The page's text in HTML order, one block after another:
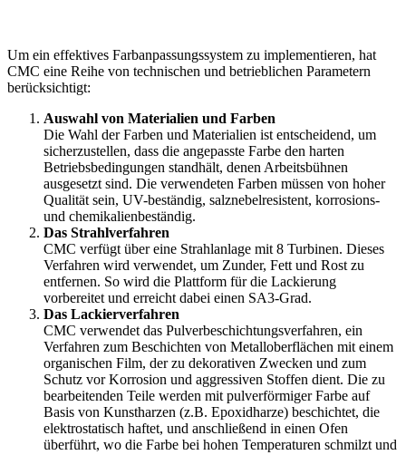
Um ein effektives Farbanpassungssystem zu implementieren, hat
CMC eine Reihe von technischen und betrieblichen Parametern
berücksichtigt:
Auswahl von Materialien und Farben
Die Wahl der Farben und Materialien ist entscheidend, um
sicherzustellen, dass die angepasste Farbe den harten
Betriebsbedingungen standhält, denen Arbeitsbühnen
ausgesetzt sind. Die verwendeten Farben müssen von hoher
Qualität sein, UV-beständig, salznebelresistent, korrosions-
und chemikalienbeständig.
Das Strahlverfahren
CMC verfügt über eine Strahlanlage mit 8 Turbinen. Dieses
Verfahren wird verwendet, um Zunder, Fett und Rost zu
entfernen. So wird die Plattform für die Lackierung
vorbereitet und erreicht dabei einen SA3-Grad.
Das Lackierverfahren
CMC verwendet das Pulverbeschichtungsverfahren, ein
Verfahren zum Beschichten von Metalloberflächen mit einem
organischen Film, der zu dekorativen Zwecken und zum
Schutz vor Korrosion und aggressiven Stoffen dient. Die zu
bearbeitenden Teile werden mit pulverförmiger Farbe auf
Basis von Kunstharzen (z.B. Epoxidharze) beschichtet, die
elektrostatisch haftet, und anschließend in einen Ofen
überführt, wo die Farbe bei hohen Temperaturen schmilzt und